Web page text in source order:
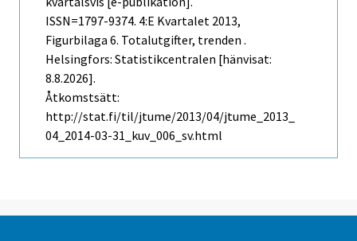
ISSN=1797-9374. 4:e Kvartalet 2013,
Figurbilaga 6. Totalutgifter, trenden .
Helsingfors: Statistikcentralen [hänvisat:
8.8.2026].
Åtkomstsätt:
http://stat.fi/til/jtume/2013/04/jtume_2013_
04_2014-03-31_kuv_006_sv.html